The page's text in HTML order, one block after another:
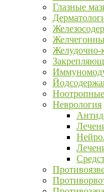
Глазные
Желудочно-
Неврология